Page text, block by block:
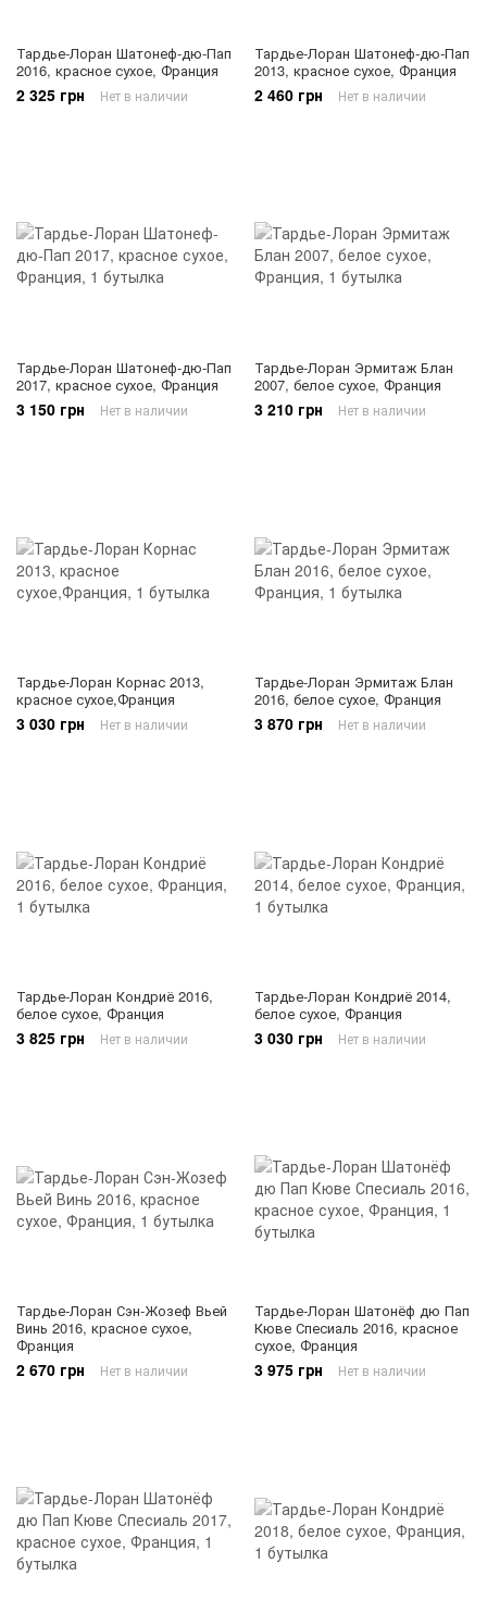
Тардье-Лоран Шатонеф-дю-Пап
2016, красное сухое, Франция
2 325 грн Нет в наличии
Тардье-Лоран Шатонеф-дю-Пап
2013, красное сухое, Франция
2 460 грн Нет в наличии
Тардье-Лоран Шатонеф-дю-Пап
2017, красное сухое, Франция
3 150 грн Нет в наличии
Тардье-Лоран Эрмитаж Блан
2007, белое сухое, Франция
3 210 грн Нет в наличии
Тардье-Лоран Корнас 2013,
красное сухое,Франция
3 030 грн Нет в наличии
Тардье-Лоран Эрмитаж Блан
2016, белое сухое, Франция
3 870 грн Нет в наличии
Тардье-Лоран Кондриё 2016,
белое сухое, Франция
3 825 грн Нет в наличии
Тардье-Лоран Кондриё 2014,
белое сухое, Франция
3 030 грн Нет в наличии
Тардье-Лоран Сэн-Жозеф Вьей
Винь 2016, красное сухое,
Франция
2 670 грн Нет в наличии
Тардье-Лоран Шатонёф дю Пап
Кюве Спесиаль 2016, красное
сухое, Франция
3 975 грн Нет в наличии